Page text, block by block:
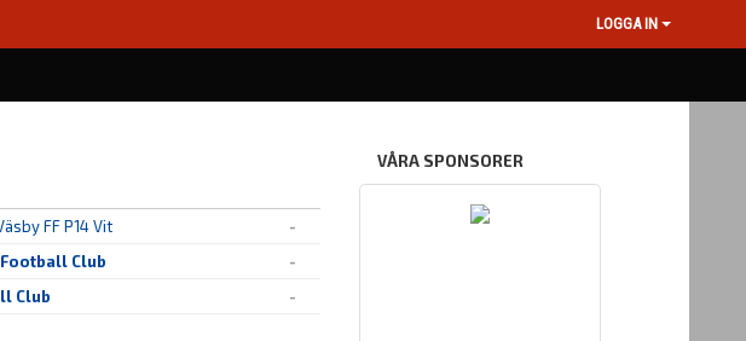
LOGGA IN
FF P14 Vit
-
Club
-
Club -
VÅRA SPONSORER